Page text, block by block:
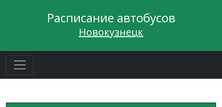
Расписание автобусов
Новокузнецк